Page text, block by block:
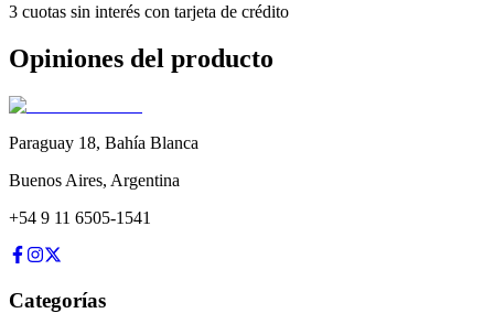
3 cuotas sin interés con tarjeta de crédito
Opiniones del producto
Paraguay 18, Bahía Blanca
Buenos Aires, Argentina
+54 9 11 6505-1541
Categorías